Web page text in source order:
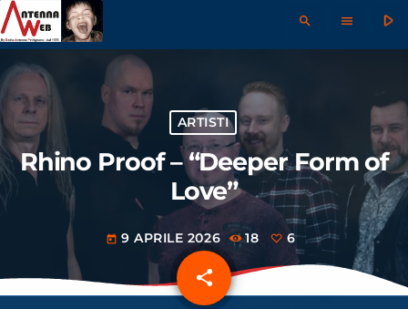
search menu play_arrow
ARTISTI
Rhino Proof – “Deeper Form of
Love”
today 9 APRILE 2026 18 6
share
email